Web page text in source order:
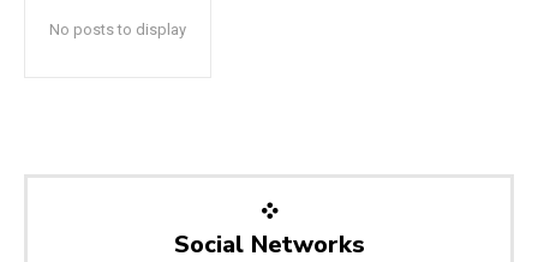
No posts to display
Social Networks